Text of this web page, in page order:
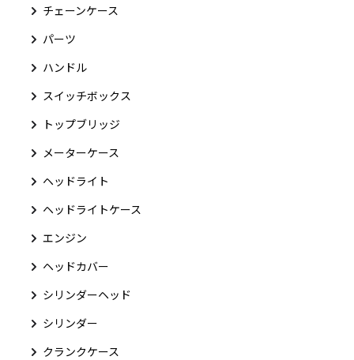
チェーンケース
パーツ
ハンドル
スイッチボックス
トップブリッジ
メーターケース
ヘッドライト
ヘッドライトケース
エンジン
ヘッドカバー
シリンダーヘッド
シリンダー
クランクケース